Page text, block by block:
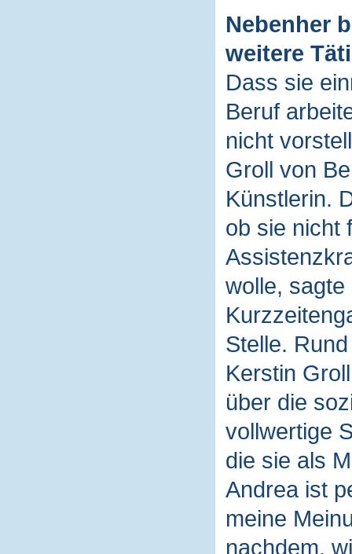
Nebenher
weitere
Dass sie
Beruf
nicht
Groll von
Künstlerin.
ob sie nicht
wolle, sagte
Stelle.
Kerstin
über die
vollwertige
die sie als
Andrea ist
meine
nachdem,